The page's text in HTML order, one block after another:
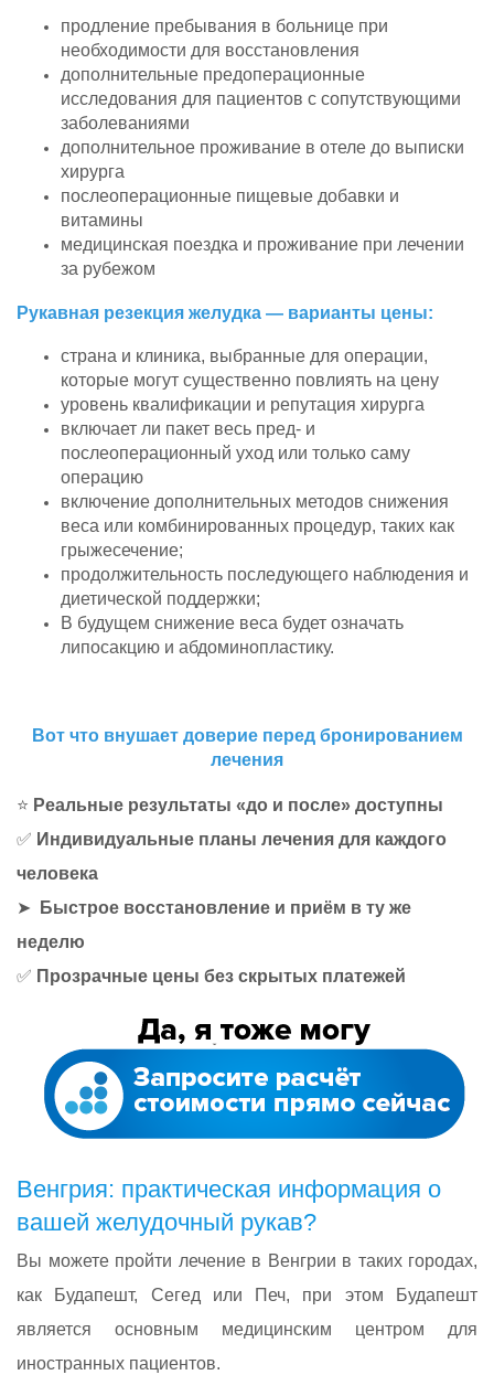
продление пребывания в больнице при
необходимости для восстановления
дополнительные предоперационные
исследования для пациентов с сопутствующими
заболеваниями
дополнительное проживание в отеле до выписки
хирурга
послеоперационные пищевые добавки и
витамины
медицинская поездка и проживание при лечении
за рубежом
Рукавная резекция желудка — варианты цены:
страна и клиника, выбранные для операции,
которые могут существенно повлиять на цену
уровень квалификации и репутация хирурга
включает ли пакет весь пред- и
послеоперационный уход или только саму
операцию
включение дополнительных методов снижения
веса или комбинированных процедур, таких как
грыжесечение;
продолжительность последующего наблюдения и
диетической поддержки;
В будущем снижение веса будет означать
липосакцию и абдоминопластику.
Вот что внушает доверие перед бронированием
лечения
⭐ Реальные результаты «до и после» доступны
✅ Индивидуальные планы лечения для каждого
человека
➤
Быстрое восстановление и приём в ту же
неделю
✅ Прозрачные цены без скрытых платежей
Венгрия: практическая информация о
вашей желудочный рукав?
Вы можете пройти лечение в Венгрии в таких городах,
как Будапешт, Сегед или Печ, при этом Будапешт
является основным медицинским центром для
иностранных пациентов.